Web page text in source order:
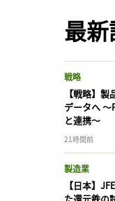
最
戦略
【戦略】
データへ 〜
と連携〜
21時間前
製造業
【日本】